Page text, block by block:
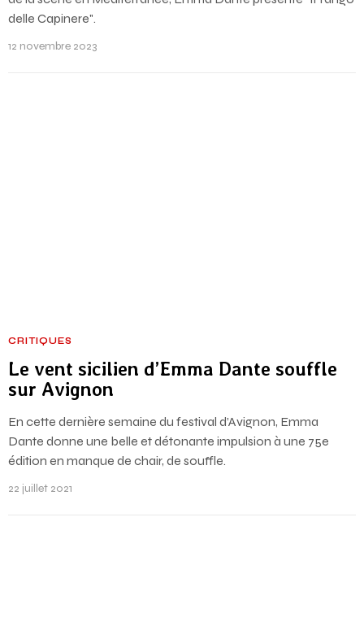
delle Capinere".
12 novembre 2023
CRITIQUES
Le vent sicilien d’Emma Dante souffle
sur Avignon
En cette dernière semaine du festival d’Avignon, Emma
Dante donne une belle et détonante impulsion à une 75e
édition en manque de chair, de souffle.
22 juillet 2021